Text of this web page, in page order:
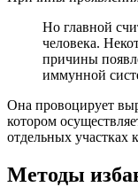
Но главной
человека.
причины
иммунной
Она провоцирует
котором
отдельных участках
Методы